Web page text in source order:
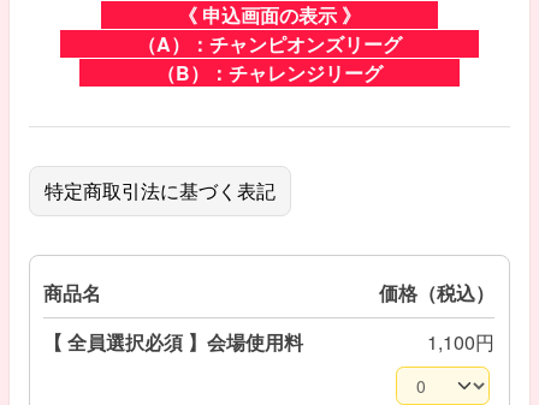
《 申込画面の表示 》
（A）：チャンピオンズリーグ
（B）：チャレンジリーグ
特定商取引法に基づく表記
商品名
価格（税込）
【 全員選択必須 】会場使用料
1,100円